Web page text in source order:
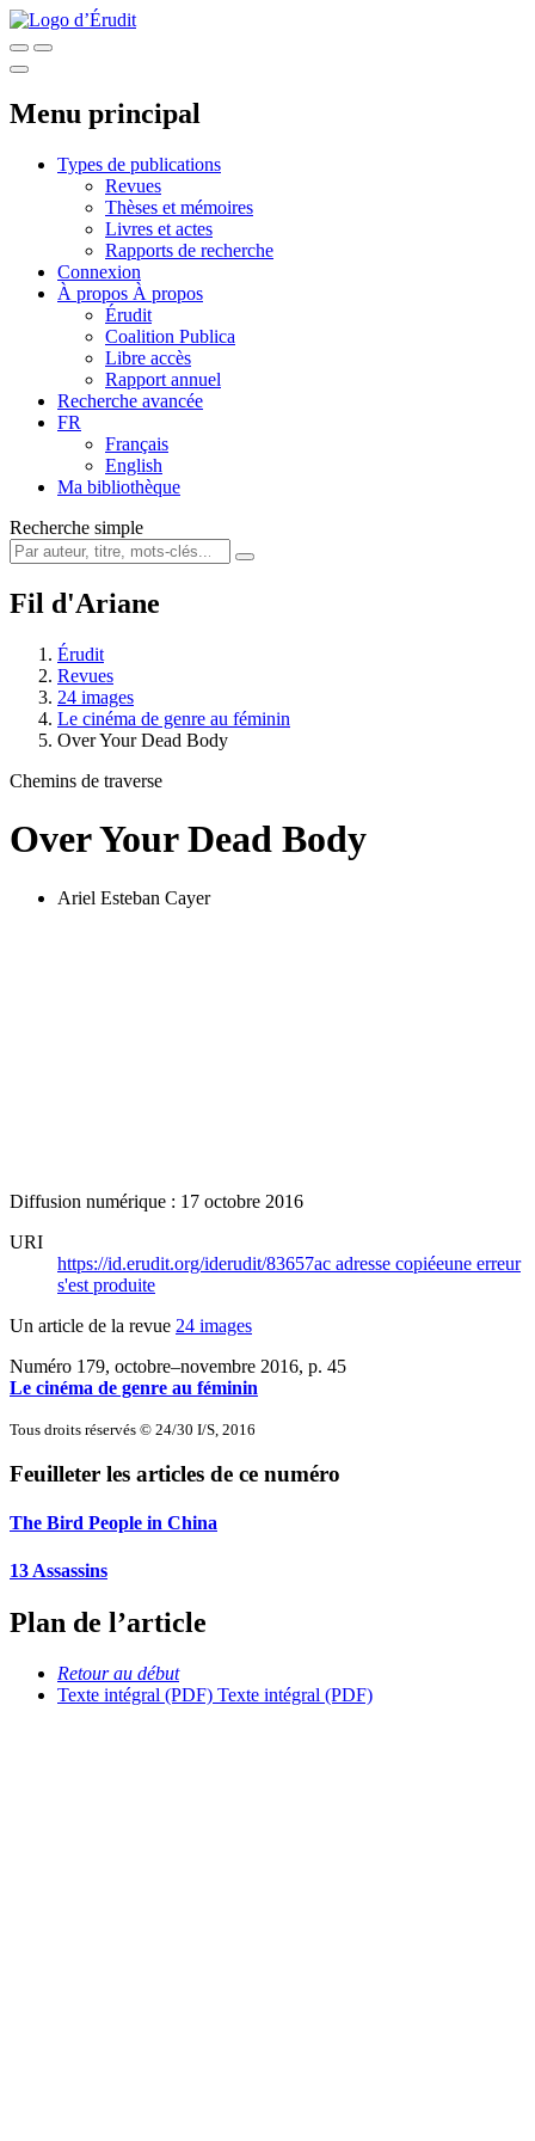
Menu principal
Types de publications
Revues
Thèses et mémoires
Livres et actes
Rapports de recherche
Connexion
À propos À propos
Érudit
Coalition Publica
Libre accès
Rapport annuel
Recherche avancée
FR
Français
English
Ma bibliothèque
Recherche simple
Fil d'Ariane
Érudit
Revues
24 images
Le cinéma de genre au féminin
Over Your Dead Body
Chemins de traverse
Over Your Dead Body
Ariel Esteban Cayer
Diffusion numérique : 17 octobre 2016
URI
https://id.erudit.org/iderudit/83657ac adresse copiéeune erreur
s'est produite
Un article de la revue 24 images
Numéro 179, octobre–novembre 2016, p. 45
Le cinéma de genre au féminin
Tous droits réservés © 24/30 I/S, 2016
Feuilleter les articles de ce numéro
The Bird People in China
13 Assassins
Plan de l’article
Retour au début
Texte intégral (PDF) Texte intégral (PDF)